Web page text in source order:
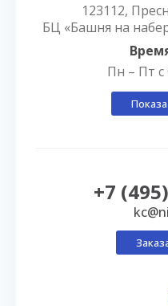
123112,
БЦ «Башня на
Пн – Пт с
+7